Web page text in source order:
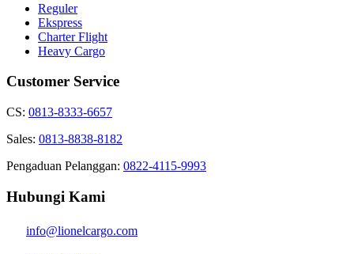
Reguler
Ekspress
Charter Flight
Heavy Cargo
Customer Service
CS: 0813-8333-6657
Sales: 0813-8838-8182
Pengaduan Pelanggan: 0822-4115-9993
Hubungi Kami
info@lionelcargo.com